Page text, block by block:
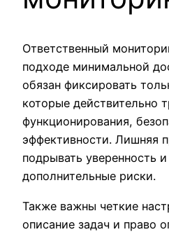
Ответственный
подходе минимальной
обязан фиксировать
которые действительно
функционирования,
эффективности. Лишняя
подрывать уверенность
дополнительные риски.
Также важны четкие
описание задач и право